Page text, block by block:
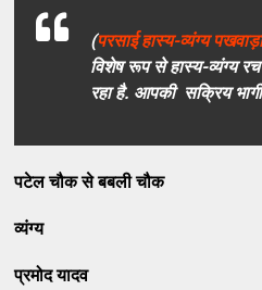
(परसाई हास्य-व्यंग्य
विशेष रूप से हास्य-व्यंग्य
रहा है. आपकी सक्रिय
पटेल चौक से बबली चौक
व्यंग्य
प्रमोद यादव